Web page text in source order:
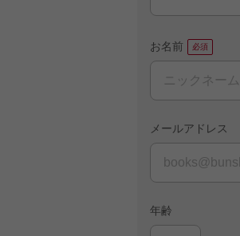
お名前
メールアドレス
年齢